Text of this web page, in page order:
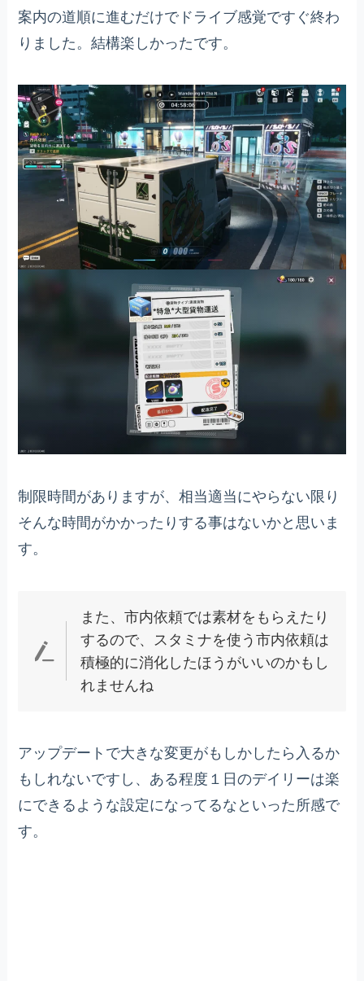
案内の道順に進むだけでドライブ感覚ですぐ終わ
りました。結構楽しかったです。
制限時間がありますが、相当適当にやらない限り
そんな時間がかかったりする事はないかと思いま
す。
また、市内依頼では素材をもらえたり
するので、スタミナを使う市内依頼は
積極的に消化したほうがいいのかもし
れませんね
アップデートで大きな変更がもしかしたら入るか
もしれないですし、ある程度１日のデイリーは楽
にできるような設定になってるなといった所感で
す。